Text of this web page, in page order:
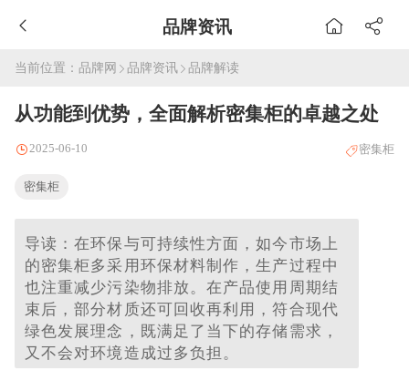
品牌资讯
当前位置： 品牌网 品牌资讯 品牌解读
从功能到优势，全面解析密集柜的卓越之处
2025-06-10 密集柜
密集柜
导读：在环保与可持续性方面，如今市场上
的密集柜多采用环保材料制作，生产过程中
也注重减少污染物排放。在产品使用周期结
束后，部分材质还可回收再利用，符合现代
绿色发展理念，既满足了当下的存储需求，
又不会对环境造成过多负担。